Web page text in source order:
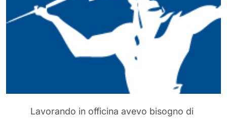
Ho trovato questa crema barriera